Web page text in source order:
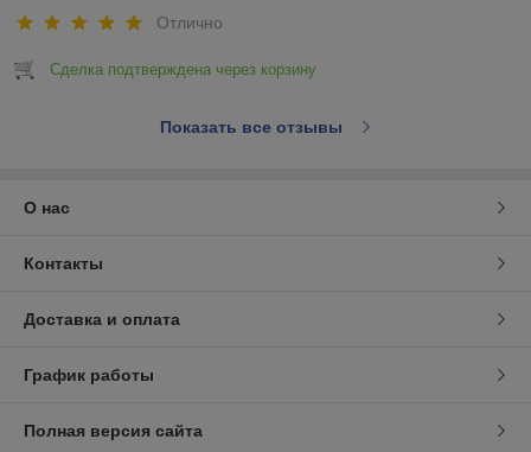
Отлично
Сделка подтверждена через корзину
Показать все отзывы
О нас
Контакты
Доставка и оплата
График работы
Полная версия сайта